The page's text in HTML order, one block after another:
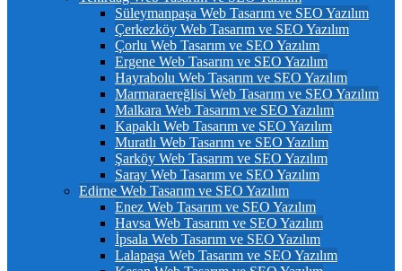
Süleymanpaşa Web Tasarım ve SEO Yazılım
Çerkezköy Web Tasarım ve SEO Yazılım
Çorlu Web Tasarım ve SEO Yazılım
Ergene Web Tasarım ve SEO Yazılım
Hayrabolu Web Tasarım ve SEO Yazılım
Marmaraereğlisi Web Tasarım ve SEO Yazılım
Malkara Web Tasarım ve SEO Yazılım
Kapaklı Web Tasarım ve SEO Yazılım
Muratlı Web Tasarım ve SEO Yazılım
Şarköy Web Tasarım ve SEO Yazılım
Saray Web Tasarım ve SEO Yazılım
Edirne Web Tasarım ve SEO Yazılım
Enez Web Tasarım ve SEO Yazılım
Havsa Web Tasarım ve SEO Yazılım
İpsala Web Tasarım ve SEO Yazılım
Lalapaşa Web Tasarım ve SEO Yazılım